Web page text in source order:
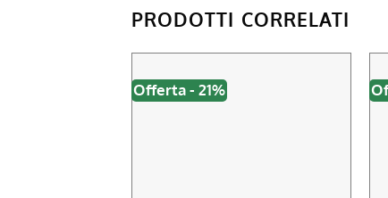
PRODOTTI CORRELATI
Offerta - 21%